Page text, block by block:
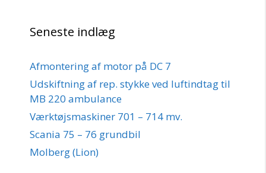
Seneste indlæg
Afmontering af motor på DC 7
Udskiftning af rep. stykke ved luftindtag til
MB 220 ambulance
Værktøjsmaskiner 701 – 714 mv.
Scania 75 – 76 grundbil
Molberg (Lion)